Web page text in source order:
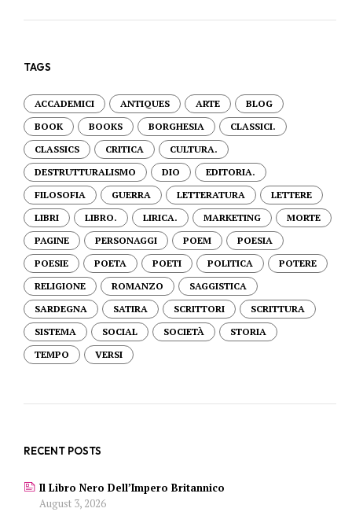
TAGS
ACCADEMICI ANTIQUES ARTE
BLOG
BOOK
BOOKS BORGHESIA
CLASSICI.
CLASSICS
CRITICA
CULTURA.
DESTRUTTURALISMO
DIO
EDITORIA.
FILOSOFIA
GUERRA LETTERATURA
LETTERE
LIBRI
LIBRO. LIRICA. MARKETING
MORTE
PAGINE
PERSONAGGI POEM
POESIA
POESIE
POETA POETI POLITICA
POTERE
RELIGIONE
ROMANZO
SAGGISTICA
SARDEGNA
SATIRA SCRITTORI
SCRITTURA
SISTEMA
SOCIAL SOCIETÀ
STORIA
TEMPO
VERSI
RECENT POSTS
Il Libro Nero Dell’Impero Britannico
August 3, 2026